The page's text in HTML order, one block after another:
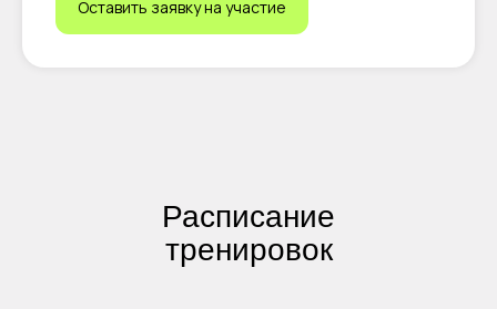
Оставить заявку на участие
Расписание
тренировок